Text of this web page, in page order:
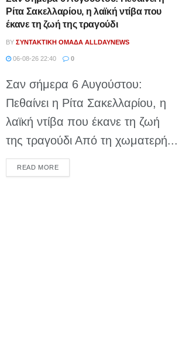
Ρίτα Σακελλαρίου, η λαϊκή ντίβα που
έκανε τη ζωή της τραγούδι
BY ΣΥΝΤΑΚΤΙΚΉ ΟΜΆΔΑ ALLDAYNEWS
06-08-26 22:40 0
Σαν σήμερα 6 Αυγούστου:
Πεθαίνει η Ρίτα Σακελλαρίου, η
λαϊκή ντίβα που έκανε τη ζωή
της τραγούδι Από τη χωματερή...
READ MOREDETAILS